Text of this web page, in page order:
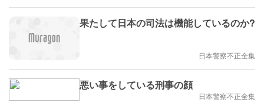
果たして日本の司法は機能しているのか?
日本警察不正全集
悪い事をしている刑事の顔
日本警察不正全集